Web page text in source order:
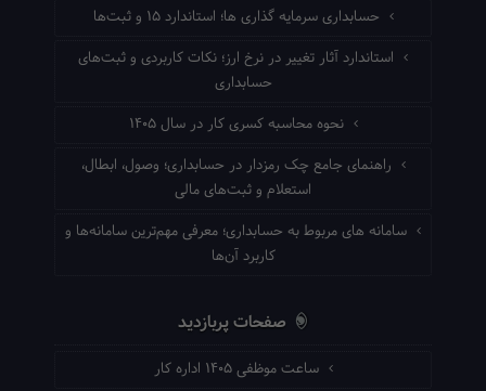
حسابداری سرمایه گذاری ها؛ استاندارد ۱۵ و ثبت‌ها
استاندارد آثار تغییر در نرخ ارز؛ نکات کاربردی و ثبت‌های
حسابداری
نحوه محاسبه کسری کار در سال ۱۴۰۵
راهنمای جامع چک رمزدار در حسابداری؛ وصول، ابطال،
استعلام و ثبت‌های مالی
سامانه های مربوط به حسابداری؛ معرفی مهم‌ترین سامانه‌ها و
کاربرد آن‌ها
صفحات پربازدید
ساعت موظفی ۱۴۰۵ اداره کار